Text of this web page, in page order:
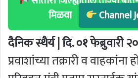
मिळवा
Channel
दैनिक स्थैर्य | दि. ०१ फेब्रुवारी
प्रवाशांच्या तक्रारी व वाहकांना